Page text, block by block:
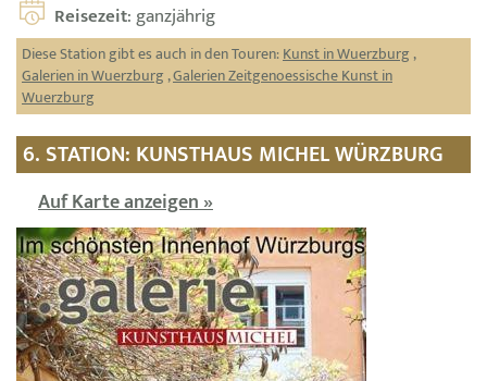
Reisezeit: ganzjährig
Diese Station gibt es auch in den Touren:Kunst in Wuerzburg ,
Galerien in Wuerzburg ,Galerien Zeitgenoessische Kunst in
Wuerzburg
6. STATION: KUNSTHAUS MICHEL WÜRZBURG
Auf Karte anzeigen »